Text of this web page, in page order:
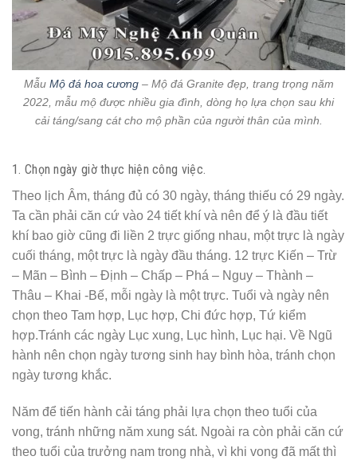
Mẫu Mộ đá hoa cương– Mộ đá Granite đẹp, trang trọng năm
2022, mẫu mộ được nhiều gia đình, dòng họ lựa chọn sau khi
cải táng/sang cát cho mộ phần của người thân của mình.
1. Chọn ngày giờ thực hiện công việc.
Theo lịch Âm, tháng đủ có 30 ngày, tháng thiếu có 29 ngày.
Ta cần phải căn cứ vào 24 tiết khí và nên để ý là đầu tiết
khí bao giờ cũng đi liền 2 trực giống nhau, một trực là ngày
cuối tháng, một trực là ngày đầu tháng. 12 trực Kiến – Trừ
– Mãn – Bình – Định – Chấp – Phá – Nguy – Thành –
Thâu – Khai -Bế, mỗi ngày là một trực. Tuổi và ngày nên
chọn theo Tam hợp, Lục hợp, Chi đức hợp, Tứ kiểm
hợp.Tránh các ngày Lục xung, Lục hình, Lục hại. Về Ngũ
hành nên chọn ngày tương sinh hay bình hòa, tránh chọn
ngày tương khắc.
Năm để tiến hành cải táng phải lựa chọn theo tuổi của
vong, tránh những năm xung sát. Ngoài ra còn phải căn cứ
theo tuổi của trưởng nam trong nhà, vì khi vong đã mất thì